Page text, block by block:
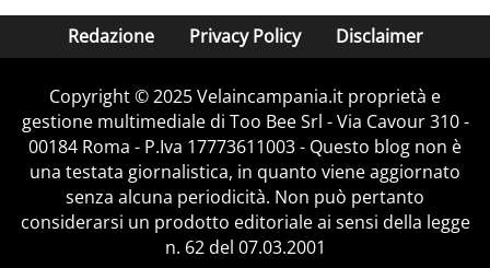
storica collocazione domenicale in prima serata su Italia
1 per trasferirsi al martedì, a partire dal 28 ottobre
2025. Questo spostamento è parte della
riorganizzazione complessiva del palinsesto Mediaset,
che vuole ottimizzare la distribuzione dei propri format
di punta.
Condotto attualmente da Veronica Gentili e Max
Angioni, con la partecipazione di Eleazaro Rossi e
Nathan Kiboba,Le Ienemanterrà la sua formula di talk
show rotocalco investigativo, con servizi realizzati dalle
Redazione Privacy Policy Disclaimer
Copyright © 2025 Velaincampania.it proprietà e
gestione multimediale di Too Bee Srl - Via Cavour 310 -
00184 Roma - P.Iva 17773611003 - Questo blog non è
una testata giornalistica, in quanto viene aggiornato
senza alcuna periodicità. Non può pertanto
considerarsi un prodotto editoriale ai sensi della legge
n. 62 del 07.03.2001